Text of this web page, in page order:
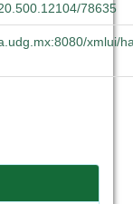
78635
xmlui/